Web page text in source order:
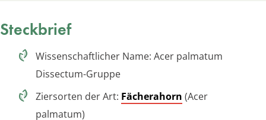
Steckbrief
Wissenschaftlicher Name: Acer palmatum
Dissectum-Gruppe
Ziersorten der Art: Fächerahorn (Acer
palmatum)